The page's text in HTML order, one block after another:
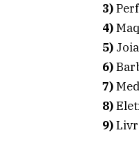
3)
4)
5)
6)
7)
8)
9)